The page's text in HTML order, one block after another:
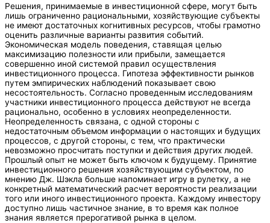
Решения, принимаемые в инвестиционной сфере, могут быть
лишь ограниченно рациональными, хозяйствующие субъекты
не имеют достаточных когнитивных ресурсов, чтобы грамотно
оценить различные варианты развития событий.
Экономическая модель поведения, ставящая целью
максимизацию полезности или прибыли, замещается
совершенно иной системой правил осуществления
инвестиционного процесса. Гипотеза эффективности рынков
путем эмпирических наблюдений показывает свою
несостоятельность. Согласно проведенным исследованиям
участники инвестиционного процесса действуют не всегда
рационально, особенно в условиях неопределенности.
Неопределенность связана, с одной стороны с
недостаточным объемом информации о настоящих и будущих
процессов, с другой стороны, с тем, что практически
невозможно просчитать поступки и действия других людей.
Прошлый опыт не может быть ключом к будущему. Принятие
инвестиционного решения хозяйствующим субъектом, по
мнению Дж. Шэкла больше напоминает игру в рулетку, а не
конкретный математический расчет вероятности реализации
того или иного инвестиционного проекта. Каждому инвестору
доступно лишь частичное знание, в то время как полное
знания является прерогативой рынка в целом.